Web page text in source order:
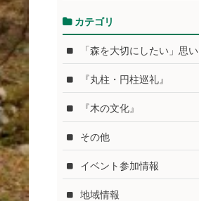
カテゴリ
「森を大切にしたい」思い
『丸柱・円柱巡礼』
『木の文化』
その他
イベント参加情報
地域情報